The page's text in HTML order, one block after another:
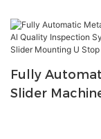
Fully
Slider